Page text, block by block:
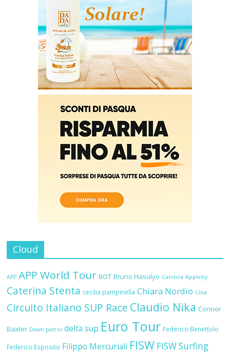
Cloud
APP APP World Tour BOT Bruno Hasulyo Candice Appleby
Caterina Stenta cecilia pampinella Chiara Nordio Cina
Circuito Italiano SUP Race Claudio Nika Connor
Baxter Dawn patrol delta sup Euro Tour Federico Benettolo
Federico Esposito Filippo Mercuriali FISW FISW Surfing